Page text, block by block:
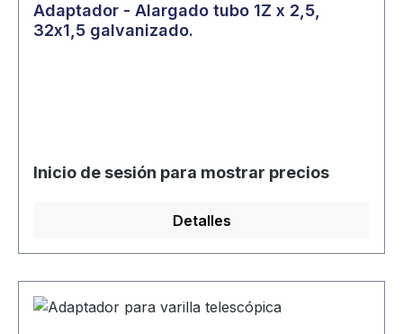
Adaptador - Alargado tubo 1Z x 2,5,
32x1,5 galvanizado.
Inicio de sesión para mostrar precios
Detalles